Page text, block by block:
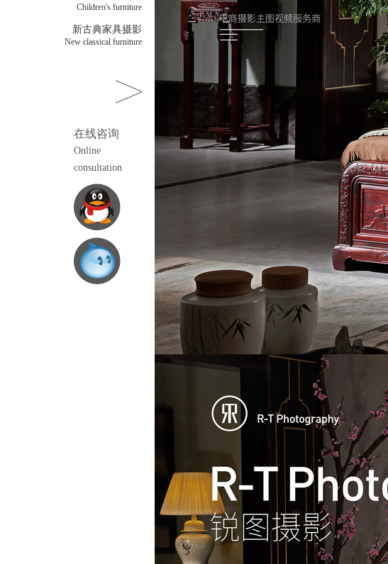
Children's furniture
新古典家具摄影
New classical furniture
在线咨询
Online
consultation